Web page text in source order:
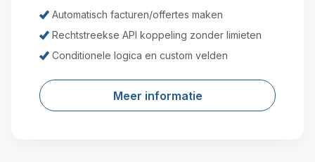
Automatisch facturen/offertes maken
Rechtstreekse API koppeling zonder limieten
Conditionele logica en custom velden
Meer informatie